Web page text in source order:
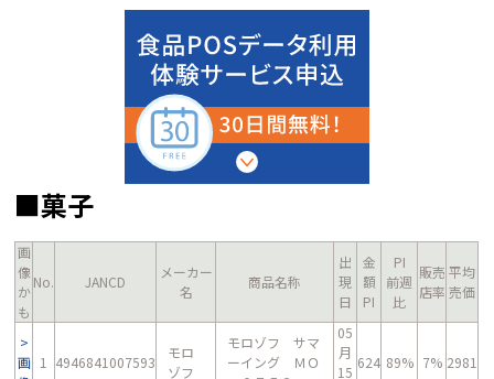
■菓子
画
像
か
も
No. JANCD
メーカー
名
商品名称
出
現
日
金
額
PI
PI
前週
比
販売
店率
平均
売価
画 1 4946841007593
モロ
ゾフ
モロゾフ サマ
ーイング ＭＯ
05
月
15
624 89% 7% 2981